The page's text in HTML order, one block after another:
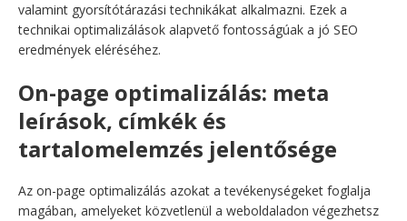
valamint gyorsítótárazási technikákat alkalmazni. Ezek a
technikai optimalizálások alapvető fontosságúak a jó SEO
eredmények eléréséhez.
On-page optimalizálás: meta
leírások, címkék és
tartalomelemzés jelentősége
Az on-page optimalizálás azokat a tevékenységeket foglalja
magában, amelyeket közvetlenül a weboldaladon végezhetsz